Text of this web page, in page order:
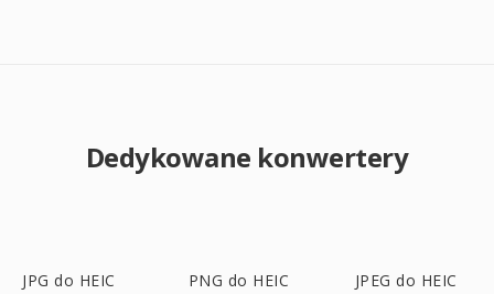
Dedykowane konwertery
JPG do HEIC PNG do HEIC JPEG do HEIC